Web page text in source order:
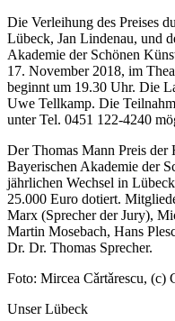
Die Verleihung des Preises
Lübeck, Jan Lindenau, und
Akademie der Schönen
17. November 2018, im
beginnt um 19.30 Uhr. Die
Uwe Tellkamp. Die
unter Tel. 0451 122-4240
Der Thomas Mann Preis der
Bayerischen Akademie der
jährlichen Wechsel in
25.000 Euro dotiert.
Marx (Sprecher der Jury),
Martin Mosebach, Hans
Dr. Dr. Thomas Sprecher.
Foto: Mircea Cǎrtǎrescu, (c)
Unser Lübeck